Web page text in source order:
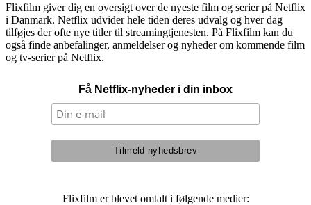
Flixfilm giver dig en oversigt over de nyeste film og serier på Netflix
i Danmark. Netflix udvider hele tiden deres udvalg og hver dag
tilføjes der ofte nye titler til streamingtjenesten. På Flixfilm kan du
også finde anbefalinger, anmeldelser og nyheder om kommende film
og tv-serier på Netflix.
Få Netflix-nyheder i din inbox
Flixfilm er blevet omtalt i følgende medier: